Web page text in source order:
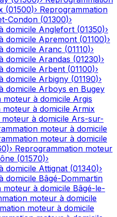
(01500)› Reprogrammation
Condon (01300)›
domicile Anglefort (01350)›
domicile Apremont (01100)›
domicile Aranc (01110)›
domicile Arandas (01230)›
domicile Arbent (01100)›
domicile Arbigny (01190)›
domicile Arboys en Bugey
moteur à domicile Argis
à domicile Armix
à domicile Ars-sur-
moteur à domicile
moteur à domicile
)› Reprogrammation moteur
(01570)›
domicile Attignat (01340)›
domicile Bâgé-Dommartin
moteur à domicile Bâgé-le-
moteur à domicile
moteur à domicile